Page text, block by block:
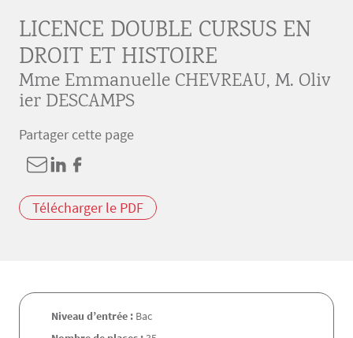
LICENCE DOUBLE CURSUS EN
DROIT ET HISTOIRE
Mme Emmanuelle CHEVREAU, M. Oliv
ier DESCAMPS
Partager cette page
Télécharger le PDF
Niveau d’entrée : Bac